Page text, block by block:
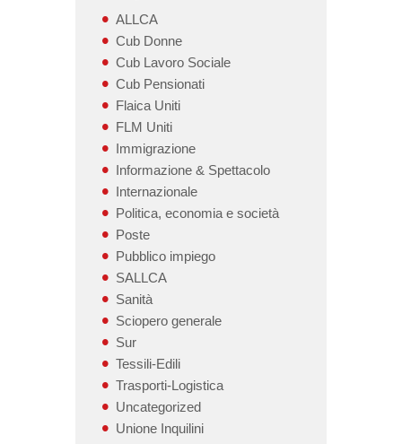
ALLCA
Cub Donne
Cub Lavoro Sociale
Cub Pensionati
Flaica Uniti
FLM Uniti
Immigrazione
Informazione & Spettacolo
Internazionale
Politica, economia e società
Poste
Pubblico impiego
SALLCA
Sanità
Sciopero generale
Sur
Tessili-Edili
Trasporti-Logistica
Uncategorized
Unione Inquilini